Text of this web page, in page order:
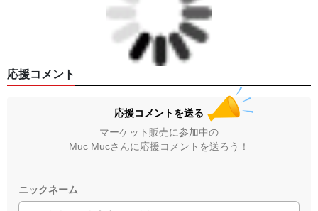
応援コメント
応援コメントを送る
マーケット販売に参加中の
Muc Mucさんに応援コメントを送ろう！
ニックネーム